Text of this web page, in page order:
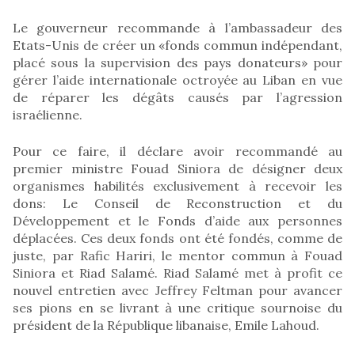
Le gouverneur recommande à l’ambassadeur des
Etats-Unis de créer un «fonds commun indépendant,
placé sous la supervision des pays donateurs» pour
gérer l’aide internationale octroyée au Liban en vue
de réparer les dégâts causés par l’agression
israélienne.
Pour ce faire, il déclare avoir recommandé au
premier ministre Fouad Siniora de désigner deux
organismes habilités exclusivement à recevoir les
dons: Le Conseil de Reconstruction et du
Développement et le Fonds d’aide aux personnes
déplacées. Ces deux fonds ont été fondés, comme de
juste, par Rafic Hariri, le mentor commun à Fouad
Siniora et Riad Salamé. Riad Salamé met à profit ce
nouvel entretien avec Jeffrey Feltman pour avancer
ses pions en se livrant à une critique sournoise du
président de la République libanaise, Emile Lahoud.